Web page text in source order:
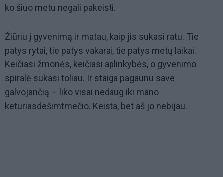
ko šiuo metu negali pakeisti.
Žiūriu į gyvenimą ir matau, kaip jis sukasi ratu. Tie
patys rytai, tie patys vakarai, tie patys metų laikai.
Keičiasi žmonės, keičiasi aplinkybės, o gyvenimo
spiralė sukasi toliau. Ir staiga pagaunu save
galvojančią – liko visai nedaug iki mano
keturiasdešimtmečio. Keista, bet aš jo nebijau.